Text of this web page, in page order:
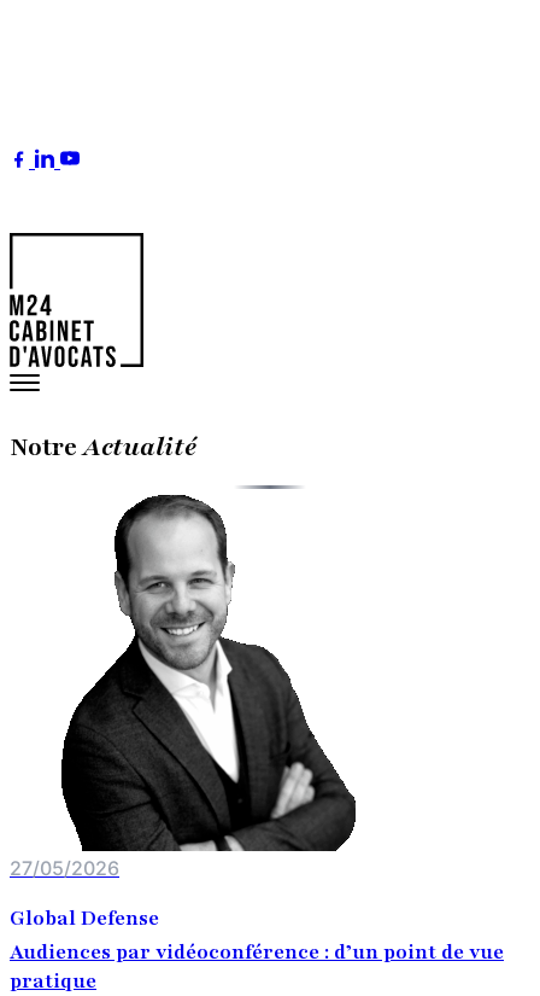
NotreActualité
27/05/2026
Global Defense
Audiences par vidéoconférence : d’un point de vue
pratique